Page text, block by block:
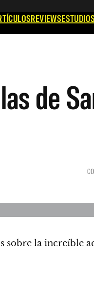
REVIEWS
de
sobre la increíble